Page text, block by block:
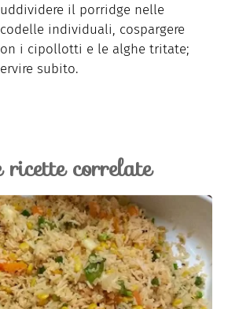
il porridge nelle
individuali, cospargere
i cipollotti e le alghe tritate;
subito.
correlate